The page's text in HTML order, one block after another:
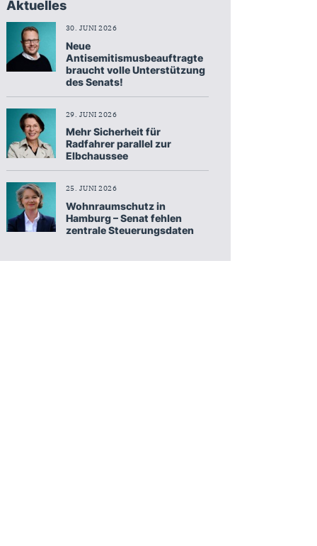
Aktuelles
Neue
Antisemitismusbeauftragte
braucht volle Unterstützung
des Senats!
30. JUNI 2026
Mehr Sicherheit für
Radfahrer parallel zur
Elbchaussee
29. JUNI 2026
Wohnraumschutz in
Hamburg – Senat fehlen
zentrale Steuerungsdaten
25. JUNI 2026